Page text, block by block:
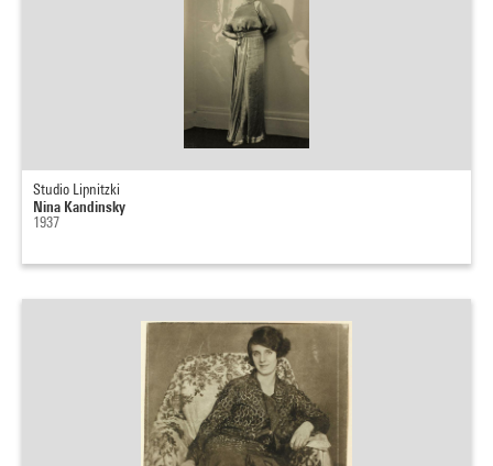
Studio Lipnitzki
Nina Kandinsky
1937